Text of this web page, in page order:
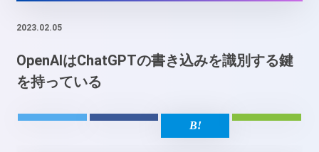
2023.02.05
OpenAIはChatGPTの書き込みを識別する鍵
を持っている